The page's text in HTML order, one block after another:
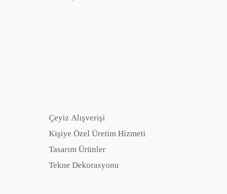
Çeyiz Alışverişi
Kişiye Özel Üretim Hizmeti
Tasarım Ürünler
Tekne Dekorasyonu